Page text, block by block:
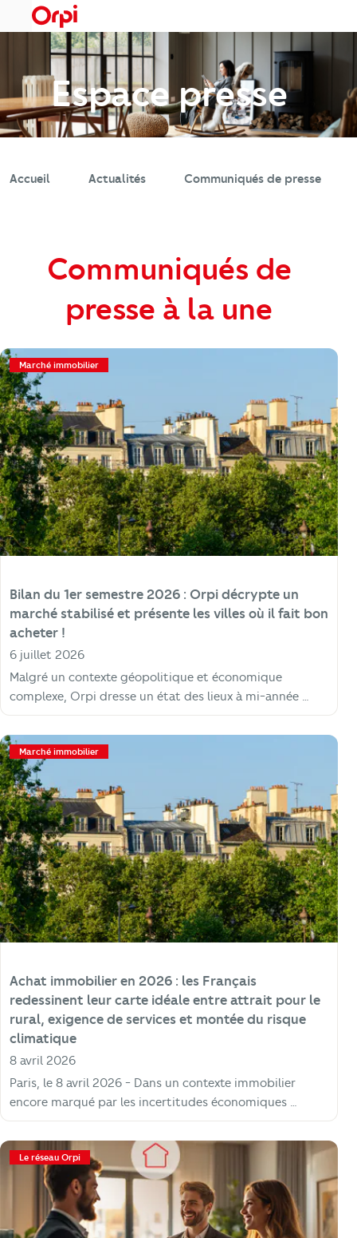
Menu
Espace presse
Accueil Actualités Communiqués de presse
Communiqués de
presse à la une
Marché immobilier
Bilan du 1er semestre 2026 : Orpi décrypte un
marché stabilisé et présente les villes où il fait bon
acheter !
6 juillet 2026
Malgré un contexte géopolitique et économique
complexe, Orpi dresse un état des lieux à mi-année …
Marché immobilier
Achat immobilier en 2026 : les Français
redessinent leur carte idéale entre attrait pour le
rural, exigence de services et montée du risque
climatique
8 avril 2026
Paris, le 8 avril 2026 - Dans un contexte immobilier
encore marqué par les incertitudes économiques …
Le réseau Orpi